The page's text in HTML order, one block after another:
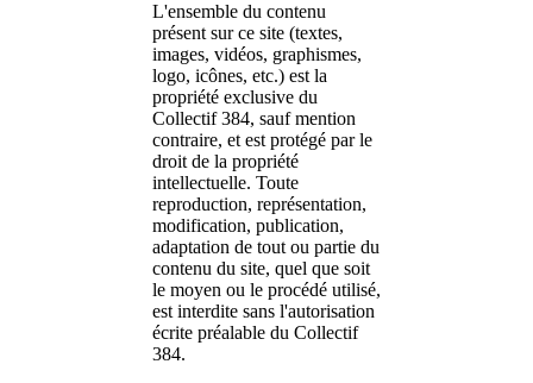
L'ensemble du contenu
présent sur ce site (textes,
images, vidéos, graphismes,
logo, icônes, etc.) est la
propriété exclusive du
Collectif 384, sauf mention
contraire, et est protégé par le
droit de la propriété
intellectuelle. Toute
reproduction, représentation,
modification, publication,
adaptation de tout ou partie du
contenu du site, quel que soit
le moyen ou le procédé utilisé,
est interdite sans l'autorisation
écrite préalable du Collectif
384.